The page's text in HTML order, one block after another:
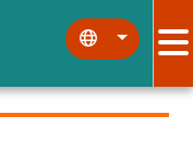
::: :::